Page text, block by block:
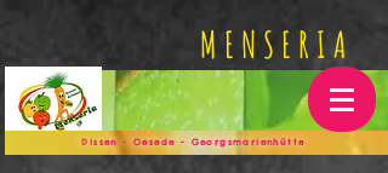
MENSERIA
Dissen - Oesede - Georgsmarienhütte